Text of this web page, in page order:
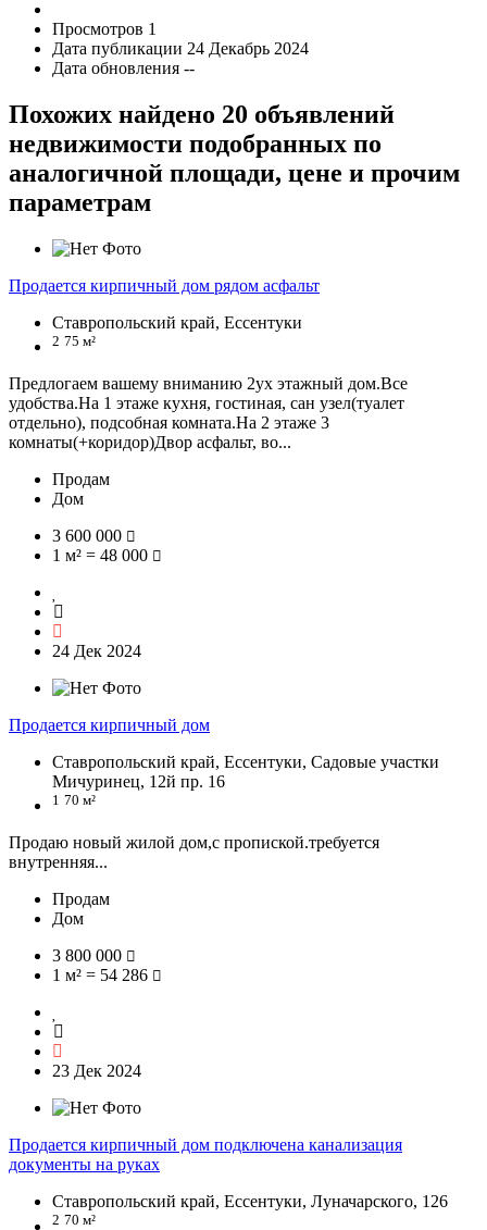
Просмотров 1
Дата публикации 24 Декабрь 2024
Дата обновления --
Похожих найдено 20 объявлений
недвижимости подобранных по
аналогичной площади, цене и прочим
параметрам
Продается кирпичный дом рядом асфальт
Ставропольский край, Ессентуки
2 75 м²
Предлогаем вашему вниманию 2ух этажный дом.Все
удобства.На 1 этаже кухня, гостиная, сан узел(туалет
отдельно), подсобная комната.На 2 этаже 3
комнаты(+коридор)Двор асфальт, во...
Продам
Дом
3 600 000
1 м² = 48 000
24 Дек 2024
Продается кирпичный дом
Ставропольский край, Ессентуки, Садовые участки
Мичуринец, 12й пр. 16
1 70 м²
Продаю новый жилой дом,с пропиской.требуется
внутренняя...
Продам
Дом
3 800 000
1 м² = 54 286
23 Дек 2024
Продается кирпичный дом подключена канализация
документы на руках
Ставропольский край, Ессентуки, Луначарского, 126
2 70 м²